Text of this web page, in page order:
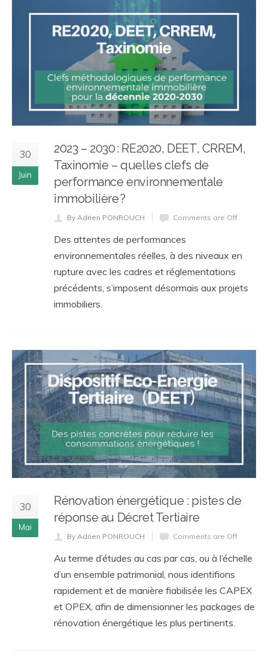
30
Juin
2023 – 2030 : RE2020, DEET, CRREM,
Taxinomie – quelles clefs de
performance environnementale
immobilière ?
By Adrien PONROUCH Comments are Off
Des attentes de performances
environnementales réelles, à des niveaux en
rupture avec les cadres et réglementations
précédents, s’imposent désormais aux projets
immobiliers.
30
Mai
Rénovation énergétique : pistes de
réponse au Décret Tertiaire
By Adrien PONROUCH Comments are Off
Au terme d’études au cas par cas, ou à l’échelle
d’un ensemble patrimonial, nous identifions
rapidement et de manière fiabilisée les CAPEX
et OPEX, afin de dimensionner les packages de
rénovation énergétique les plus pertinents.